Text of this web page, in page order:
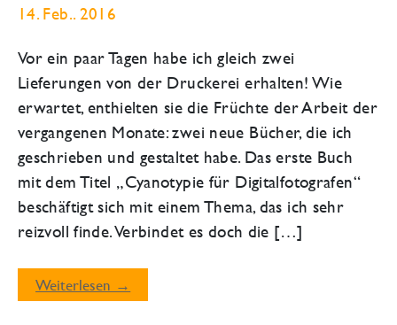
14. Feb.. 2016
Vor ein paar Tagen habe ich gleich zwei
Lieferungen von der Druckerei erhalten! Wie
erwartet, enthielten sie die Früchte der Arbeit der
vergangenen Monate: zwei neue Bücher, die ich
geschrieben und gestaltet habe. Das erste Buch
mit dem Titel „Cyanotypie für Digitalfotografen“
beschäftigt sich mit einem Thema, das ich sehr
reizvoll finde. Verbindet es doch die […]
Neuer
Lesestoff
Weiterlesen →